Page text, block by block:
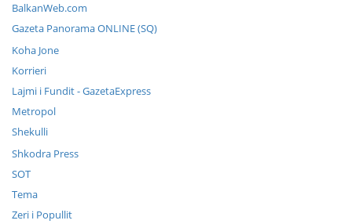
BalkanWeb.com
Gazeta Panorama ONLINE (SQ)
Koha Jone
Korrieri
Lajmi i Fundit - GazetaExpress
Metropol
Shekulli
Shkodra Press
SOT
Tema
Zeri i Popullit